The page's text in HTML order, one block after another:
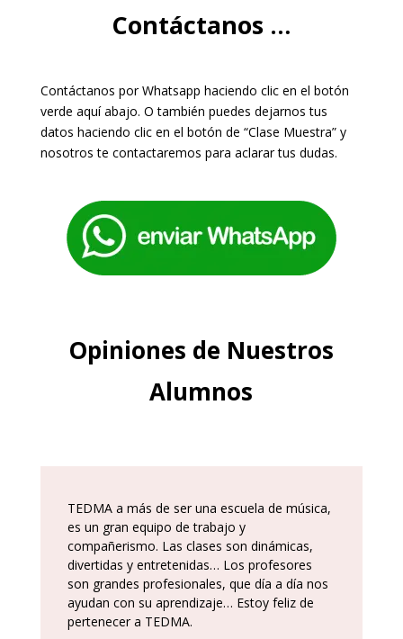
Contáctanos …
Contáctanos por Whatsapp haciendo clic en el botón
verde aquí abajo. O también puedes dejarnos tus
datos haciendo clic en el botón de “Clase Muestra” y
nosotros te contactaremos para aclarar tus dudas.
Opiniones de Nuestros
Alumnos
TEDMA a más de ser una escuela de música,
es un gran equipo de trabajo y
compañerismo. Las clases son dinámicas,
divertidas y entretenidas… Los profesores
son grandes profesionales, que día a día nos
ayudan con su aprendizaje… Estoy feliz de
pertenecer a TEDMA.